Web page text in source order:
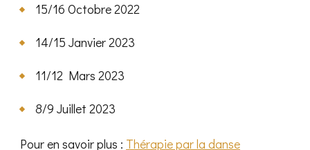
15/16 Octobre 2022
14/15 Janvier 2023
11/12 Mars 2023
8/9 Juillet 2023
Pour en savoir plus : Thérapie par la danse